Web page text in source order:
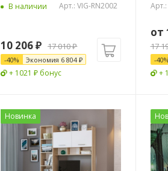
В наличии Арт.: VIG-RN2002
10 206₽ 17 010₽
-40% Экономия 6 804₽
+ 1021 ₽ бонус
от
17
-40%
+
Новинка